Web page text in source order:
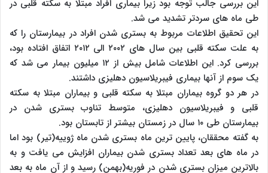
این بررسی جالب توجه بود زیرا بیماری افراد مبتلا به سکته قلبی در
طی ماه های سردتر تشدید می شد.
این تحقیق اطلاعات مربوط به بستری شدن افراد در بیمارستان را که
به علت سکته قلبی بین سال های ۲۰۰۲ الی ۲۰۱۲ اتفاق افتاده بود،
بررسی کرد. این اطلاعات شامل بیش از ۱۲ میلیون بیمار می شد که
یک سوم از آنها بیماری فیبریلاسیون دهلیزی داشتند.
در هر دو گروه بیماران مبتلا به سکته قلبی و بیماران مبتلا به سکته
قلبی و فیبریلاسیون دهلیزی، متوسط تناوب بستری شدن در
بیمارستان طی ۱۰ سال در زمستان بیشتر از تابستان بود.
به گفته محققان، پایین ترین ماه بستری شدن ماه ژوییه(تیر) بود اما
در ماه های بعد تعداد بستری شدن بیماران افزایش می یافت و به
بالاترین میزان بستری شدن در فوریه(بهمن) رسید و از آن ماه به بعد